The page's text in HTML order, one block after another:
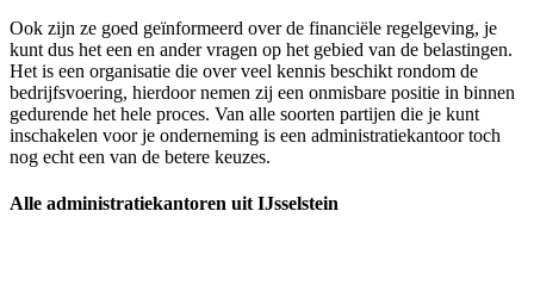
Ook zijn ze goed geïnformeerd over de financiële regelgeving, je
kunt dus het een en ander vragen op het gebied van de belastingen.
Het is een organisatie die over veel kennis beschikt rondom de
bedrijfsvoering, hierdoor nemen zij een onmisbare positie in binnen
gedurende het hele proces. Van alle soorten partijen die je kunt
inschakelen voor je onderneming is een administratiekantoor toch
nog echt een van de betere keuzes.
Alle administratiekantoren uit IJsselstein